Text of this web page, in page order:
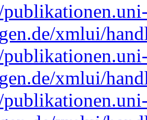
xmlui/
xmlui/